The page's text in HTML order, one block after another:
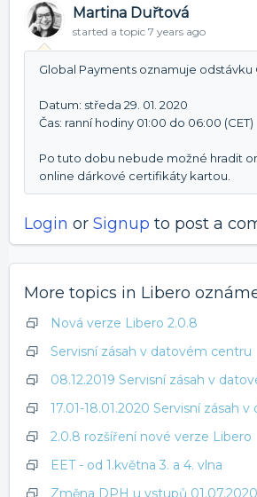
Martina Duřtová
started a topic 7 years ago
Global Payments oznamuje odstávku
Datum: středa 29. 01. 2020
Čas: ranní hodiny 01:00 do 06:00 (CET)
Po tuto dobu nebude možné hradit
online dárkové certifikáty kartou.
Login or Signup to post a
More topics in Libero
Nová verze Libero 2.0.8
Servisní zásah v datovém centru
08.12.2019 Servisní zásah v
17.01-18.01.2020 Servisní zásah
2.0.8 rozšíření nové verze Libero
EET - od 1.května 3. a 4. vlna
Změna DPH u vstupů 01.07.2020